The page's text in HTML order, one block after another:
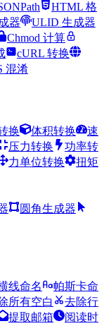
HTML 格
器
ULID 生成器
Chmod 计算
cURL 转换
混淆
换 体积转换
速
压力转换
功率转
力单位转换
扭矩
圆角生成器
线命名
帕斯卡命
所有空白
去除行
提取邮箱
阅读时